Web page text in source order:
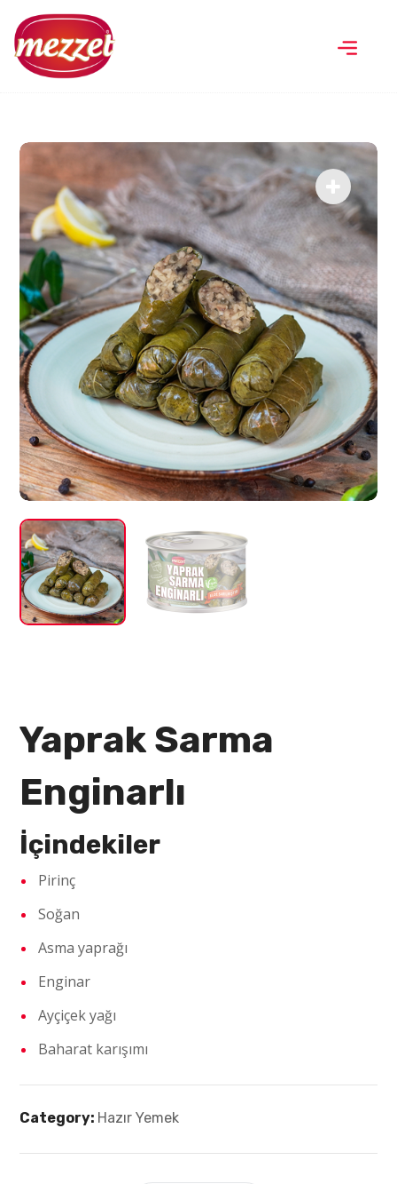
Yaprak Sarma
Enginarlı
İçindekiler
Pirinç
Soğan
Asma yaprağı
Enginar
Ayçiçek yağı
Baharat karışımı
Category: Hazır Yemek